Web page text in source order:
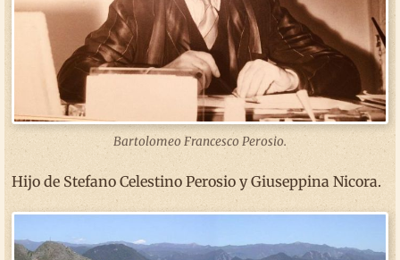
Bartolomeo Francesco Perosio.
Hijo de Stefano Celestino Perosio y Giuseppina Nicora.